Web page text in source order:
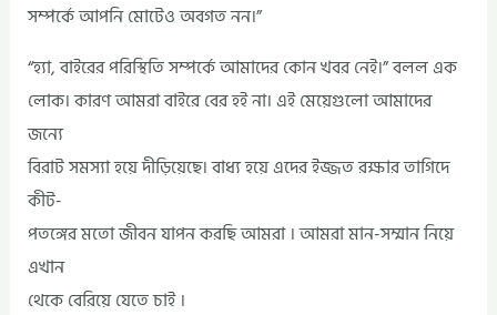
সম্পর্কে আপনি মোটেও অবগত নন।”
“হ্যা, বাইরের পরিস্থিতি সম্পর্কে আমাদের কোন খবর নেই।” বলল এক
লোক। কারণ আমরা বাইরে বের হই না। এই মেয়েগুলো আমাদের
জন্যে
বিরাট সমস্যা হয়ে দীড়িয়েছে। বাধ্য হয়ে এদের ইজ্জত রক্ষার তাগিদে
কীট-
পতঙ্গের মতো জীবন যাপন করছি আমরা । আমরা মান-সম্মান নিয়ে
এখান
থেকে বেরিয়ে যেতে চাই ।